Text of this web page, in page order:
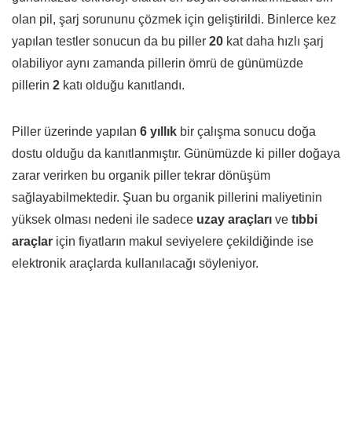
olan pil, şarj sorununu çözmek için geliştirildi. Binlerce kez
yapılan testler sonucun da bu piller 20 kat daha hızlı şarj
olabiliyor aynı zamanda pillerin ömrü de günümüzde
pillerin 2 katı olduğu kanıtlandı.
Piller üzerinde yapılan 6 yıllık bir çalışma sonucu doğa
dostu olduğu da kanıtlanmıştır. Günümüzde ki piller doğaya
zarar verirken bu organik piller tekrar dönüşüm
sağlayabilmektedir. Şuan bu organik pillerini maliyetinin
yüksek olması nedeni ile sadece uzay araçları ve tıbbi
araçlar için fiyatların makul seviyelere çekildiğinde ise
elektronik araçlarda kullanılacağı söyleniyor.